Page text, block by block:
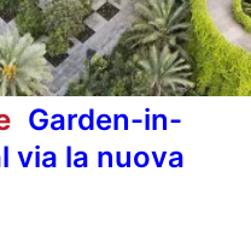
Garden-in-
via la nuova